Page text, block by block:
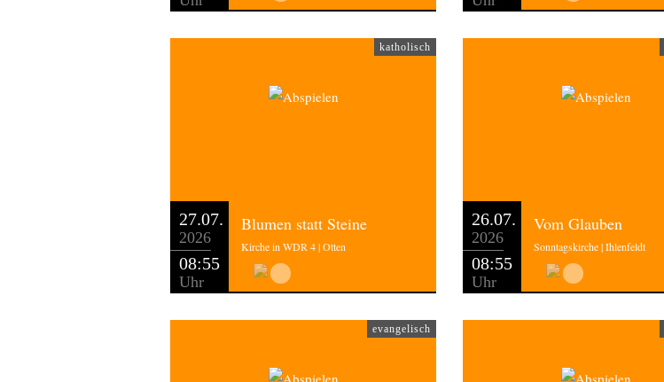
katholisch
27.07.
2026
08:55
Uhr
Blumen statt Steine
Kirche in WDR 4 | Otten
26.07.
2026
08:55
Uhr
Vom Glauben
Sonntagskirche | Ihlenfeldt
evangelisch